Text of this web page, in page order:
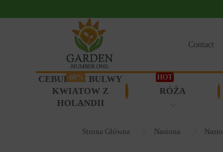
Contact
CEBULKI I BULWY
KWIATOW Z
HOLANDII
-60%
RÓŻA
HOT
Strona Główna Nasiona